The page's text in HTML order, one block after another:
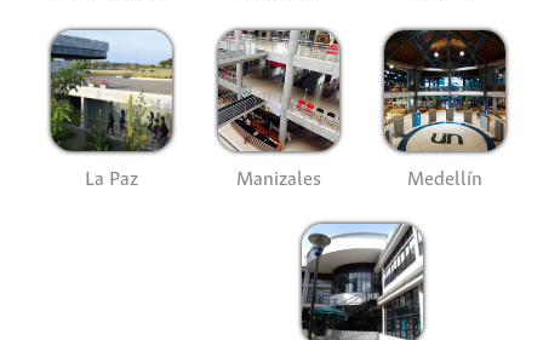
La Paz Manizales Medellín